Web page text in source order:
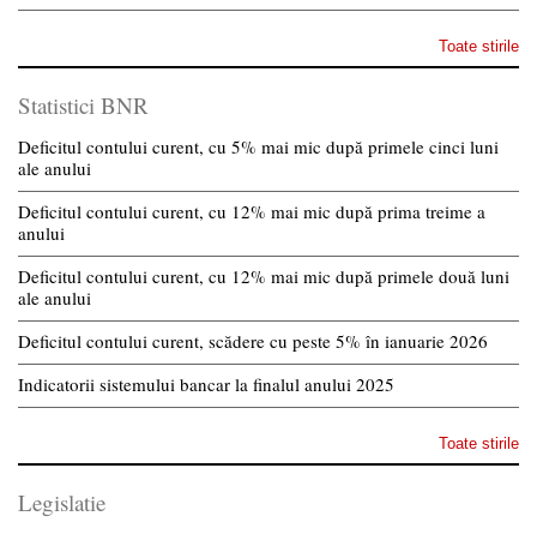
Toate stirile
Statistici BNR
Deficitul contului curent, cu 5% mai mic după primele cinci luni
ale anului
Deficitul contului curent, cu 12% mai mic după prima treime a
anului
Deficitul contului curent, cu 12% mai mic după primele două luni
ale anului
Deficitul contului curent, scădere cu peste 5% în ianuarie 2026
Indicatorii sistemului bancar la finalul anului 2025
Toate stirile
Legislatie